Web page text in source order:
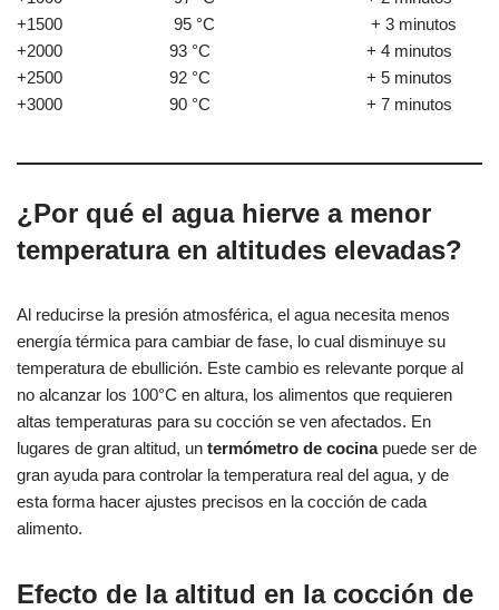
+1500 95 °C + 3 minutos
+2000 93 °C + 4 minutos
+2500 92 °C + 5 minutos
+3000 90 °C + 7 minutos
¿Por qué el agua hierve a menor
temperatura en altitudes elevadas?
Al reducirse la presión atmosférica, el agua necesita menos
energía térmica para cambiar de fase, lo cual disminuye su
temperatura de ebullición. Este cambio es relevante porque al
no alcanzar los 100°C en altura, los alimentos que requieren
altas temperaturas para su cocción se ven afectados. En
lugares de gran altitud, un termómetro de cocinapuede ser de
gran ayuda para controlar la temperatura real del agua, y de
esta forma hacer ajustes precisos en la cocción de cada
alimento.
Efecto de la altitud en la cocción de